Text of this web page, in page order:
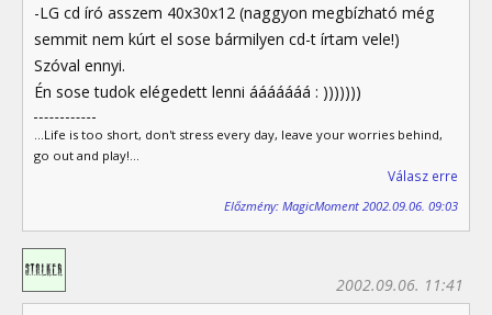
-LG cd író asszem 40x30x12 (naggyon megbízható még
semmit nem kúrt el sose bármilyen cd-t írtam vele!)
Szóval ennyi.
Én sose tudok elégedett lenni ááááááá : )))))))
...Life is too short, don't stress every day, leave your worries behind,
go out and play!...
Válasz erre
Előzmény: MagicMoment 2002.09.06. 09:03
2002.09.06. 11:41